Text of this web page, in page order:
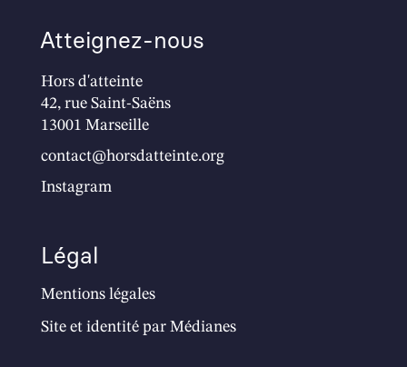
Atteignez-nous
Hors d'atteinte
42, rue Saint-Saëns
13001 Marseille
contact@horsdatteinte.org
Instagram
Légal
Mentions légales
Site et identité par Médianes